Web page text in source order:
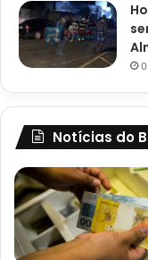
Notícias do